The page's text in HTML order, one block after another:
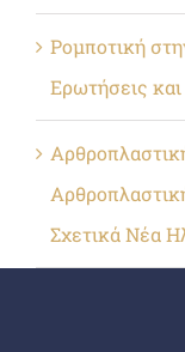
Ρομποτική
Ερωτήσεις
Σχετικά Νέα